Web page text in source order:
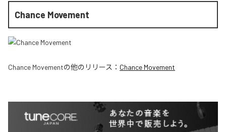
Chance Movement
Chance Movementの他のリリース： Chance Movement